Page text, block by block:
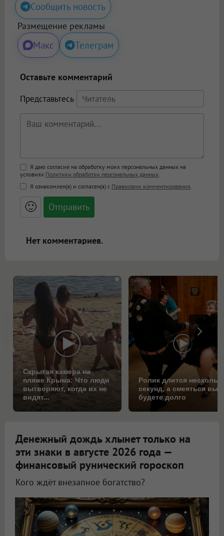
Сообщить новость
Размещение рекламы
Макс Телеграм
Оставьте комментарий
Представьтесь
Поддержка HTML
<b>, <strong>, <u>, <i>, <em>, <s>, <big>,
<small>, <sup>, <sub>, <pre>, <ul>, <ol>, <li>,
<blockquote>, <code> экранирует HTML,
адреса URL автоматически становятся
ссылками, и [img]адрес[/img] будет
Я даю согласие на обработку моих персональных данных на
условиях Политики обработки персональных данных
Я ознакомлен(а) и согласен(а) с Правилами комментирования
🙂
Нет комментариев.
i
Скрытая камера на
пляже Крыма: Что люди
вытворяют, когда их не
видят...
Ролик длится
секунд, а смеяться вы
будете долго
Денежный дождь хлынет только на
эти знаки в августе 2026 года —
финансовый рунический гороскоп
Кого ждёт внезапное богатство?